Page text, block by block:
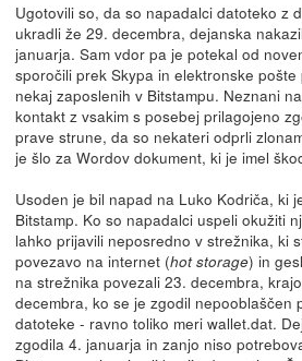
Ugotovili so, da so napadalci datoteko z
ukradli že 29. decembra, dejanska
januarja. Sam vdor pa je potekal od
sporočili prek Skypa in elektronske
nekaj zaposlenih v Bitstampu. Neznani
kontakt z vsakim s posebej prilagojeno
prave strune, da so nekateri odprli
je šlo za Wordov dokument, ki je imel
Usoden je bil napad na Luko Kodriča, ki
Bitstamp. Ko so napadalci uspeli okužiti
lahko prijavili neposredno v strežnika, ki
povezavo na internet (hot storage) in
na strežnika povezali 23. decembra,
decembra, ko se je zgodil nepooblaščen
datoteke - ravno toliko meri wallet.dat.
zgodila 4. januarja in zanjo niso